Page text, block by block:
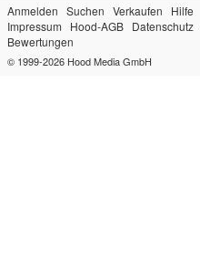
Anmelden Suchen Verkaufen
Hilfe
Impressum
Hood-AGB Datenschutz
Bewertungen
© 1999-2026 Hood Media GmbH